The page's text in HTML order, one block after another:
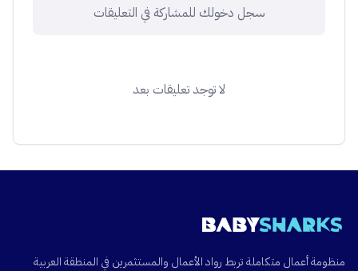
سجل دخولك للمشاركة في التعليقات
لا توجد تعليقات بعد
منظومة أعمال متكاملة تربط رواد الأعمال والمستثمرين في المنطقة العربية